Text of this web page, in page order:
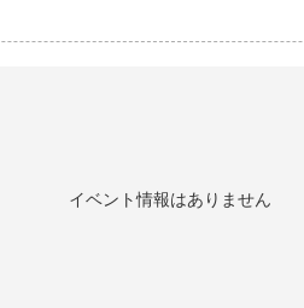
イベント情報はありません